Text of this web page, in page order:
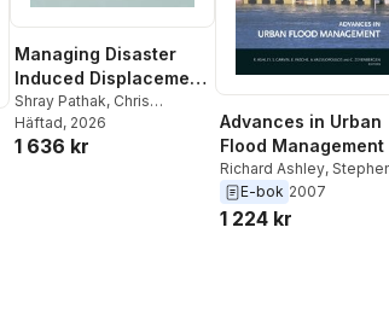
Managing Disaster
Induced Displacement
in the Global South
Shray Pathak, Chris
Zevenbergen
Prasad Singh
Häftad, 2026
1 636 kr
Advances in Urban
Flood Management
Richard Ashley,
Garvin,Erik Pasche
Andreas Vassilopoulos
E-bok 2007
1 224 kr